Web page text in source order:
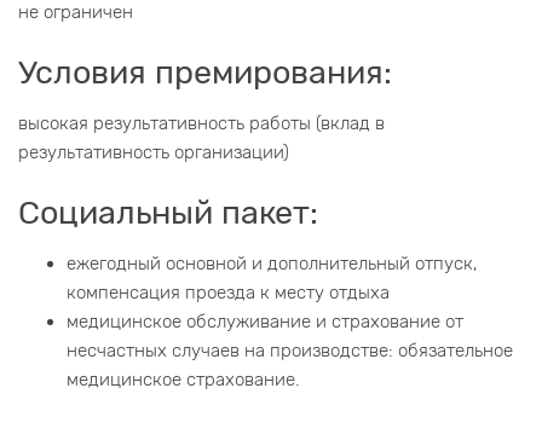
не ограничен
Условия премирования:
высокая результативность работы (вклад в
результативность организации)
Социальный пакет:
ежегодный основной и дополнительный отпуск,
компенсация проезда к месту отдыха
медицинское обслуживание и страхование от
несчастных случаев на производстве: обязательное
медицинское страхование.